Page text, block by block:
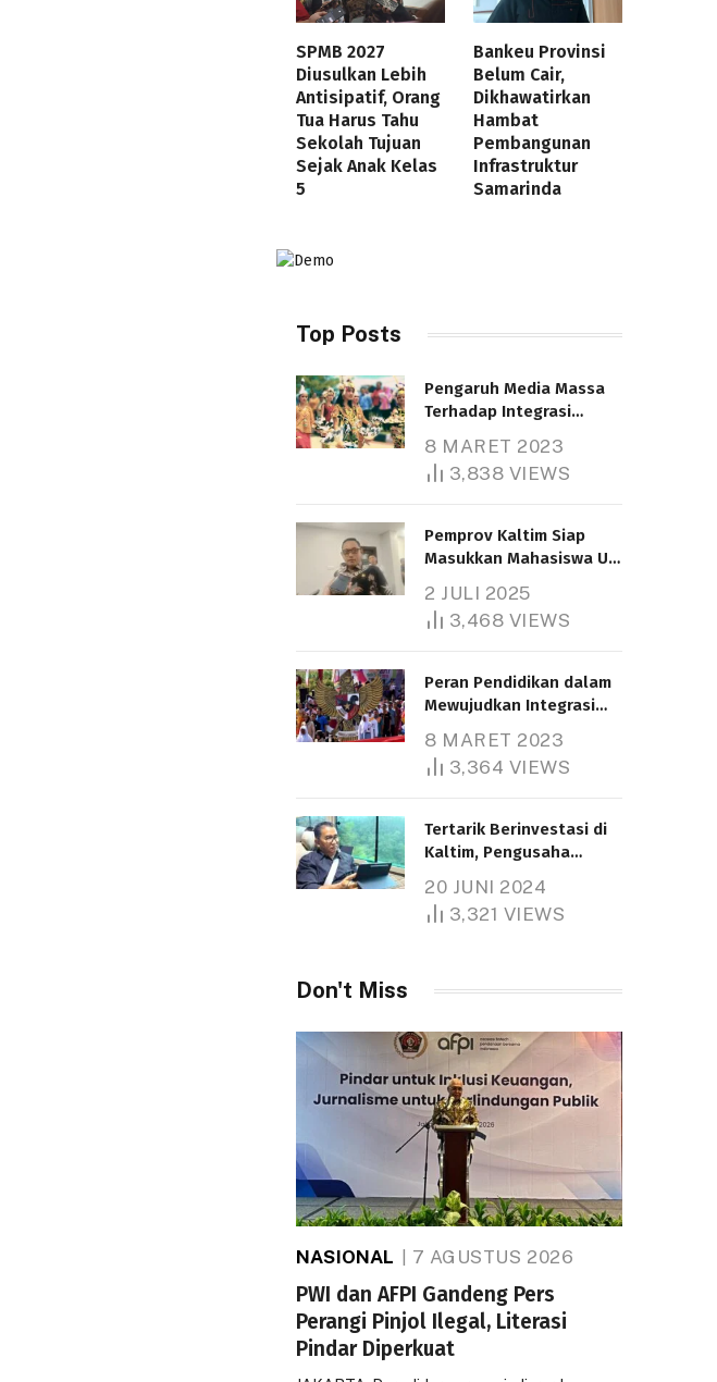
SPMB 2027
Diusulkan Lebih
Antisipatif, Orang
Tua Harus Tahu
Sekolah Tujuan
Sejak Anak Kelas
5
Bankeu Provinsi
Belum Cair,
Dikhawatirkan
Hambat
Pembangunan
Infrastruktur
Samarinda
Top Posts
Pengaruh Media Massa
Terhadap Integrasi
8 MARET 2023
3,838 VIEWS
Pemprov Kaltim Siap
Masukkan Mahasiswa UT
Bantuan Pendidikan
Gratispol
2 JULI 2025
3,468 VIEWS
Peran Pendidikan dalam
Mewujudkan Integrasi
8 MARET 2023
3,364 VIEWS
Tertarik Berinvestasi di
Kaltim, Pengusaha
1.000 Hektare
20 JUNI 2024
3,321 VIEWS
Don't Miss
NASIONAL 7 AGUSTUS 2026
PWI dan AFPI Gandeng Pers
Perangi Pinjol Ilegal, Literasi
Pindar Diperkuat